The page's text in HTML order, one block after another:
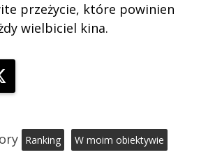
przeżycie, które powinien
wielbiciel kina.
Ranking W moim obiektywie